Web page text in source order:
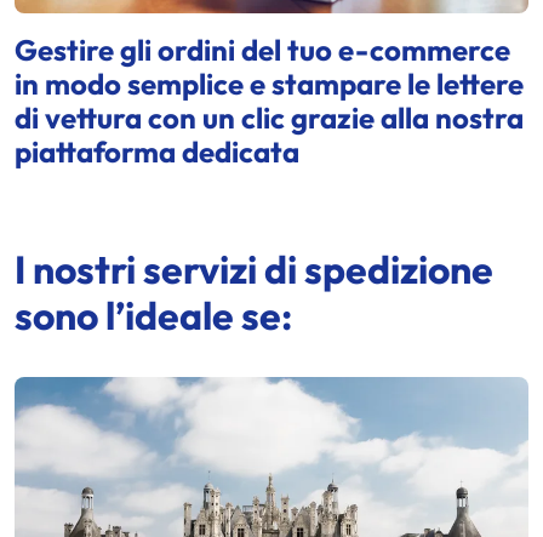
Gestire gli ordini del tuo e-commerce
in modo semplice e stampare le lettere
di vettura con un clic grazie alla nostra
piattaforma dedicata
I nostri servizi di spedizione
sono l’ideale se: